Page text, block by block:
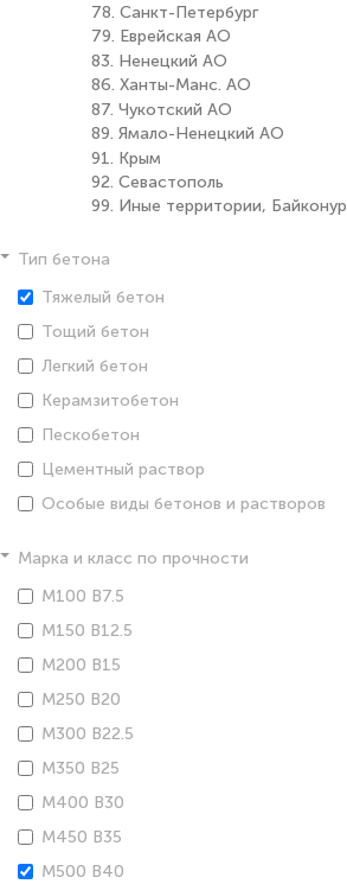
78. Санкт-Петербург
79. Еврейская АО
83. Ненецкий АО
86. Ханты-Манс. АО
87. Чукотский АО
89. Ямало-Ненецкий АО
91. Крым
92. Севастополь
99. Иные территории, Байконур
Тип бетона
Тяжелый бетон
Тощий бетон
Легкий бетон
Керамзитобетон
Пескобетон
Цементный раствор
Особые виды бетонов и растворов
Марка и класс по прочности
М100 В7.5
М150 В12.5
М200 В15
М250 В20
М300 В22.5
М350 В25
М400 В30
М450 В35
М500 В40